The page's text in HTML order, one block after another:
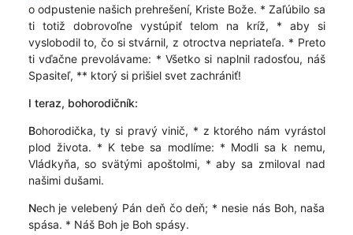
o odpustenie našich prehrešení, Kriste Bože. * Zaľúbilo sa
ti totiž dobrovoľne vystúpiť telom na kríž, * aby si
vyslobodil to, čo si stvárnil, z otroctva nepriateľa. * Preto
ti vďačne prevolávame: * Všetko si naplnil radosťou, náš
Spasiteľ, ** ktorý si prišiel svet zachrániť!
I teraz, bohorodičník:
Bohorodička, ty si pravý vinič, * z ktorého nám vyrástol
plod života. * K tebe sa modlíme: * Modli sa k nemu,
Vládkyňa, so svätými apoštolmi, * aby sa zmiloval nad
našimi dušami.
Nech je velebený Pán deň čo deň; * nesie nás Boh, naša
spása. * Náš Boh je Boh spásy.